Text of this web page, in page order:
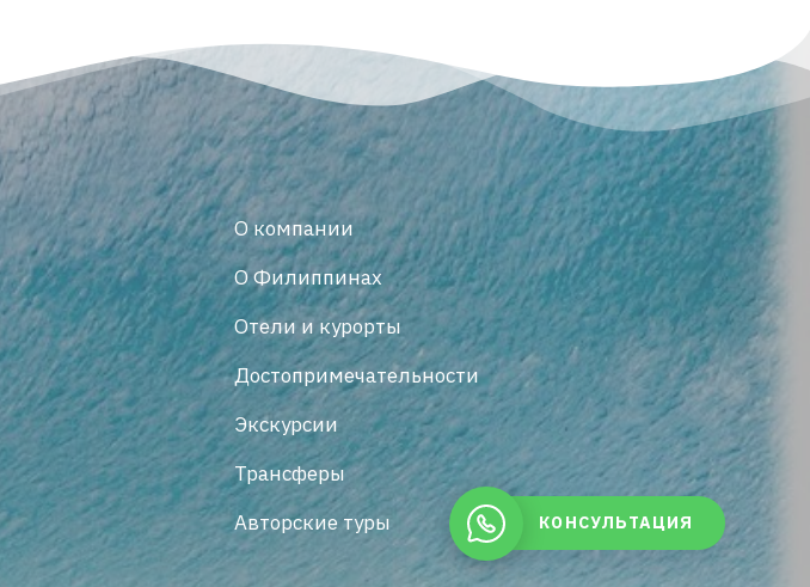
КОНСУЛЬТАЦИЯ
О компании
О Филиппинах
Отели и курорты
Достопримечательности
Экскурсии
Трансферы
Авторские туры